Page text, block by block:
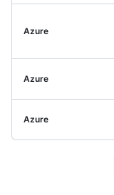
Azure
Azure
Azure